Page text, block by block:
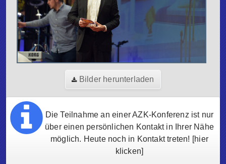
Bilder herunterladen
Die Teilnahme an einer AZK-Konferenz ist nur
über einen persönlichen Kontakt in Ihrer Nähe
möglich. Heute noch in Kontakt treten! [hier
klicken]